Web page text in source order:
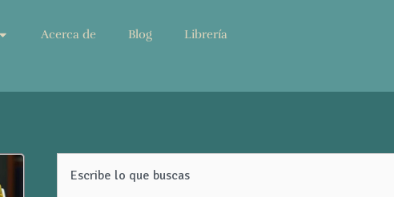
Acerca de Blog Librería